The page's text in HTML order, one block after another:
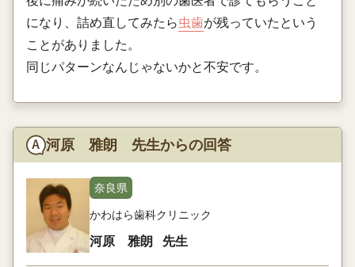
になり、詰め直してみたら虫歯が残っていたという
ことがありました。
同じパターンなんじゃないかと不安です。
河原 雅朗 先生からの回答
奈良県
かわはら歯科クリニック
河原 雅朗 先生